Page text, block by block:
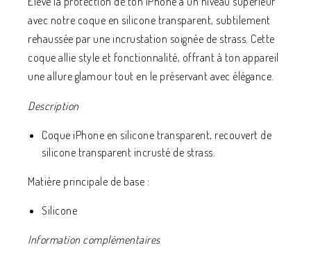
avec notre coque en silicone transparent, subtilement
rehaussée par une incrustation soignée de strass. Cette
coque allie style et fonctionnalité, offrant à ton appareil
une allure glamour tout en le préservant avec élégance.
Description
Coque iPhone en silicone transparent, recouvert de
silicone transparent incrusté de strass.
Matière principale de base :
Silicone
Information complémentaires